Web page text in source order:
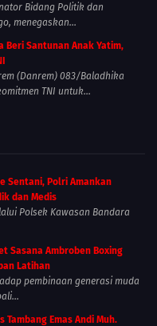
Bidang Politik dan
menegaskan...
Beri Santunan Anak Yatim,
(Danrem) 083/Baladhika
TNI untuk...
Sentani, Polri Amankan
dan Medis
Polsek Kawasan Bandara
Sasana Ambroben Boxing
Latihan
pembinaan generasi muda
Emas Andi Muh.